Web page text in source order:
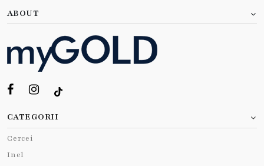
ABOUT
CATEGORII
Cercei
Inel